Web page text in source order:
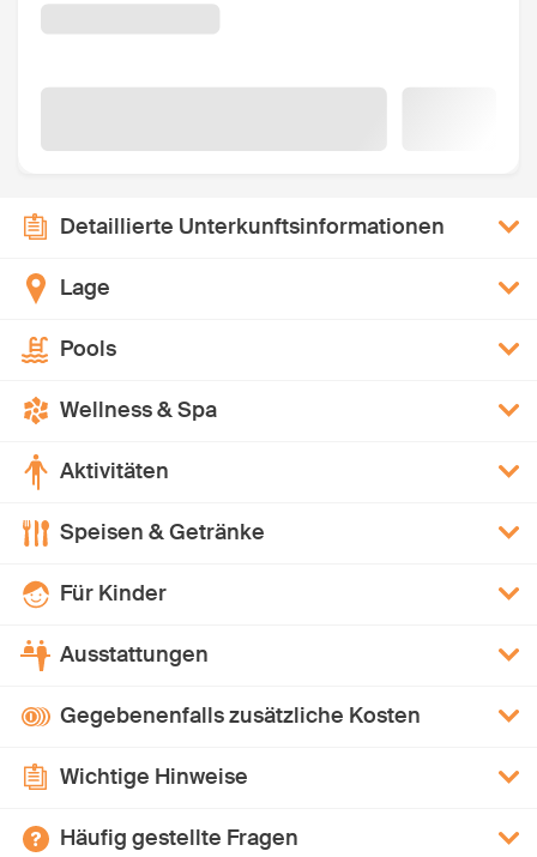
Detaillierte Unterkunftsinformationen
Lage
Pools
Wellness & Spa
Aktivitäten
Speisen & Getränke
Für Kinder
Ausstattungen
Gegebenenfalls zusätzliche Kosten
Wichtige Hinweise
Häufig gestellte Fragen